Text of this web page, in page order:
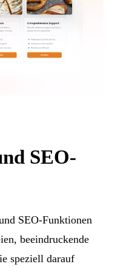
SEO-
SEO-Funktionen
beeindruckende
speziell darauf